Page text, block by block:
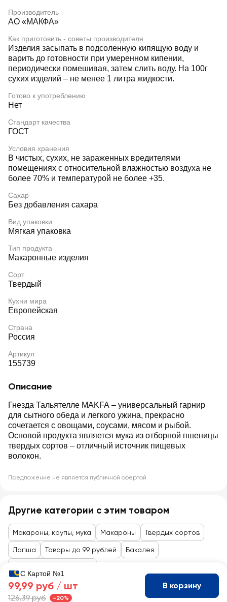
Производитель
АО «МАКФА»
Как приготовить - советы производителя
Изделия засыпать в подсоленную кипящую воду и
варить до готовности при умеренном кипении,
периодически помешивая, затем слить воду. На 100г
сухих изделий – не менее 1 литра жидкости.
Готово к употреблению
Нет
Стандарт качества
ГОСТ
Условия хранения
В чистых, сухих, не зараженных вредителями
помещениях с относительной влажностью воздуха не
более 70% и температурой не более +35.
Сахар
Без добавления сахара
Вид упаковки
Мягкая упаковка
Тип продукта
Макаронные изделия
Сорт
Твердый
Кухни мира
Европейская
Страна
Россия
Артикул
155739
Описание
Гнезда Тальятелле MAKFA – универсальный гарнир
для сытного обеда и легкого ужина, прекрасно
сочетается с овощами, соусами, мясом и рыбой.
Основой продукта является мука из отборной пшеницы
твердых сортов – отличный источник пищевых
волокон.
Предложение не является публичной офертой
Другие категории с этим товаром
Макароны, крупы, мука Макароны Твердых сортов
Лапша Товары до 99 рублей Бакалея
С Картой №1
99,99 руб / шт
126,39 руб -20%
В корзину